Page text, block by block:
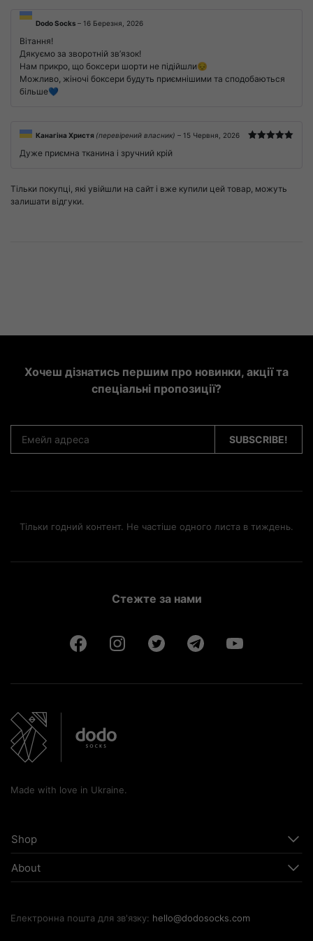
Dodo Socks – 16 Березня, 2026
Вітання!
Дякуємо за зворотній зв’язок!
Нам прикро, що боксери шорти не підійшли😔
Можливо, жіночі боксери будуть приємнішими та сподобаються
більше💙
Канагіна Христя (перевірений власник) – 15 Червня, 2026
Дуже приємна тканина і зручний крій
Тільки покупці, які увійшли на сайт і вже купили цей товар, можуть
залишати відгуки.
Хочеш дізнатись першим про новинки, акції та
спеціальні пропозиції?
Тільки годний контент. Не частіше одного листа в тиждень.
Стежте за нами
Made with love in Ukraine.
Shop
About
Електронна пошта для зв'язку: hello@dodosocks.com